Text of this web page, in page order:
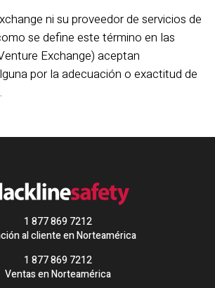
ni su proveedor de servicios de
se define este término en las
Exchange) aceptan
por la adecuación o exactitud de
1 877 869 7212
al cliente en Norteamérica
1 877 869 7212
Ventas en Norteamérica